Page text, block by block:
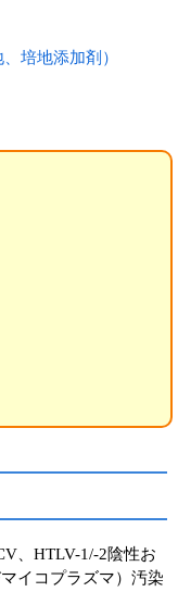
培地添加剤）
、HTLV-1/-2陰性お
イコプラズマ）汚染